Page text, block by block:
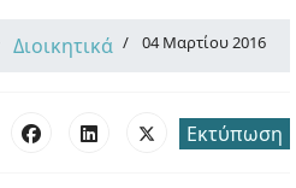
Διοικητικά 04 Μαρτίου 2016
Εκτύπωση